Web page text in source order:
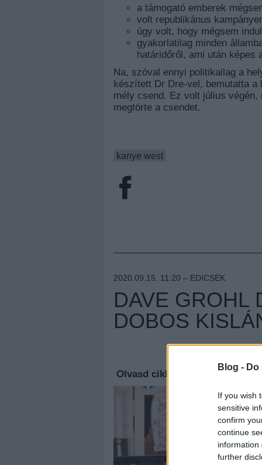
Blog -
If you wish
sensitive
confirm
continue
information
further
a támogató emberek
volt republikánus
úgy volt, hogy mégsem
gyakorlatilag minden
határidőről, ami után képes
Na, szóval ennyi politikailag a
készített Dr Dre-vel, bemutatta a
mély csend. Ez volt július
megtörte a csendet.
kanye west
2020.09.15. 11:20 – EDICSEK
DAVE GROHL
DOBOS
Olvasd cikkeinket az új